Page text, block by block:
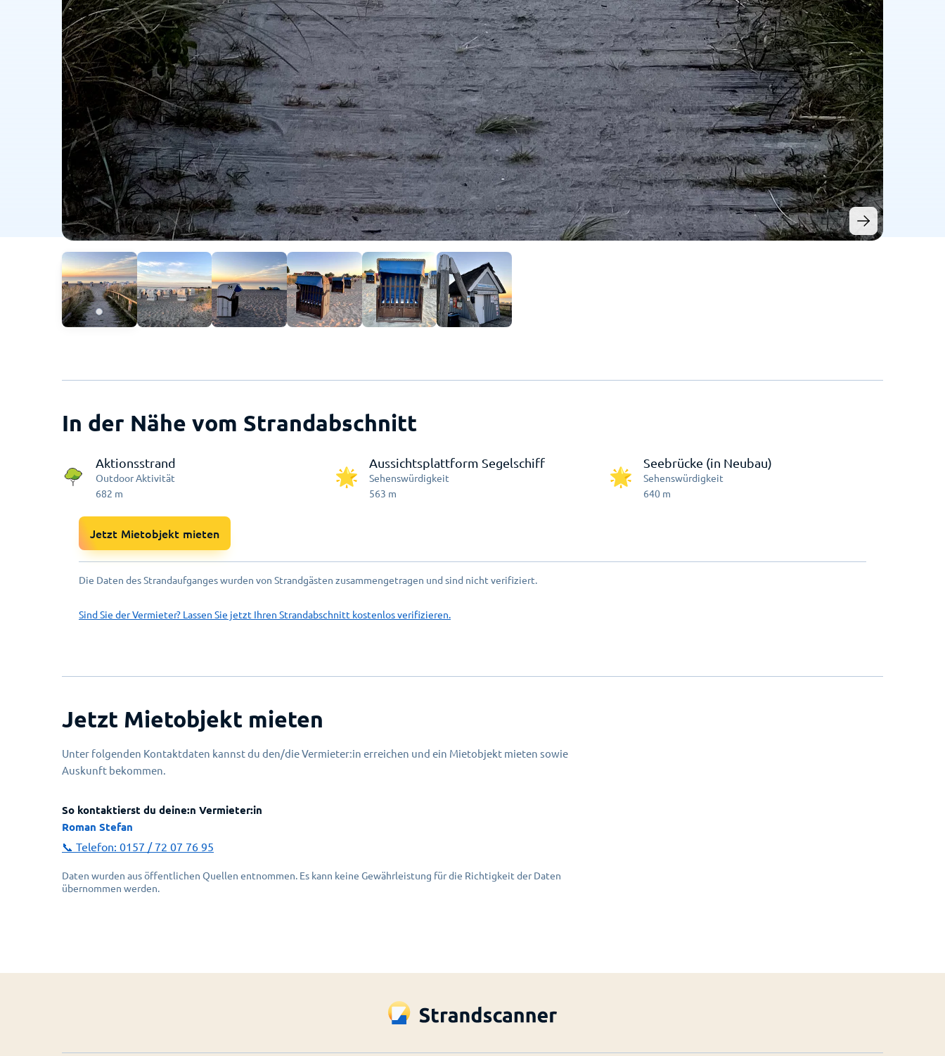
In der Nähe vom Strandabschnitt
Aktionsstrand
Outdoor Aktivität
682 m
Aussichtsplattform Segelschiff
Sehenswürdigkeit
563 m
Seebrücke (in Neubau)
Sehenswürdigkeit
640m
Jetzt Mietobjekt mieten
Die Daten des Strandaufganges wurden von Strandgästen zusammengetragen und sind nicht verifiziert.
Sind Sie der Vermieter? Lassen Sie jetzt Ihren Strandabschnitt kostenlos verifizieren.
Jetzt Mietobjekt mieten
Unter folgenden Kontaktdaten kannst du den/die Vermieter:in erreichen und ein Mietobjekt mieten sowie
Auskunft bekommen.
So kontaktierst du deine:n Vermieter:in
Roman Stefan
📞 Telefon: 0157 / 72 07 76 95
Daten wurden aus öffentlichen Quellen entnommen. Es kann keine Gewährleistung für die Richtigkeit der Daten
übernommen werden.